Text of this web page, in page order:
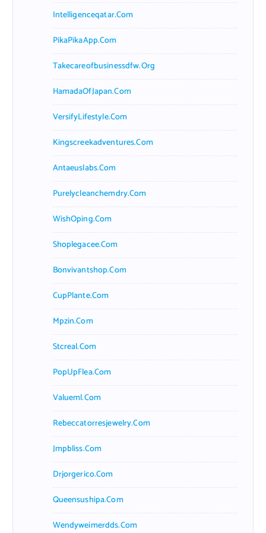
Intelligenceqatar.com
PikaPikaApp.com
Takecareofbusinessdfw.org
HamadaOfJapan.com
VersifyLifestyle.com
Kingscreekadventures.com
Antaeuslabs.com
Purelycleanchemdry.com
WishOping.com
Shoplegacee.com
Bonvivantshop.com
CupPlante.com
Mpzin.com
Stcreal.com
PopUpFlea.com
Valueml.com
Rebeccatorresjewelry.com
Jmpbliss.com
Drjorgerico.com
Queensushipa.com
Wendyweimerdds.com